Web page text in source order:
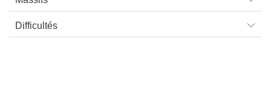
Difficultés